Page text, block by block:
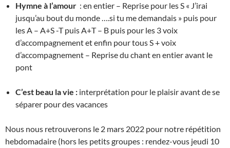
Hymne à l’amour : en entier – Reprise pour les S « J’irai
jusqu’au bout du monde ….si tu me demandais » puis pour
les A – A+S -T puis A+T – B puis pour les 3 voix
d’accompagnement et enfin pour tous S + voix
d’accompagnement – Reprise du chant en entier avant le
pont
C’est beau la vie : interprétation pour le plaisir avant de se
séparer pour des vacances
Nous nous retrouverons le 2 mars 2022 pour notre répétition
hebdomadaire (hors les petits groupes : rendez-vous jeudi 10